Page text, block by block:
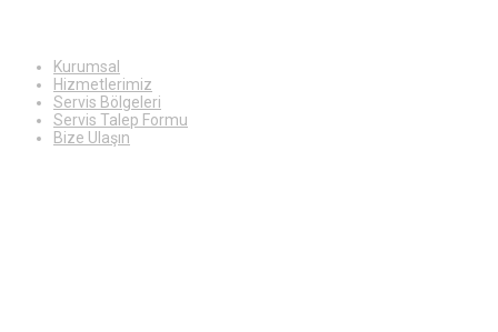
Kurumsal
Hizmetlerimiz
Servis Bölgeleri
Servis Talep Formu
Bize Ulaşın